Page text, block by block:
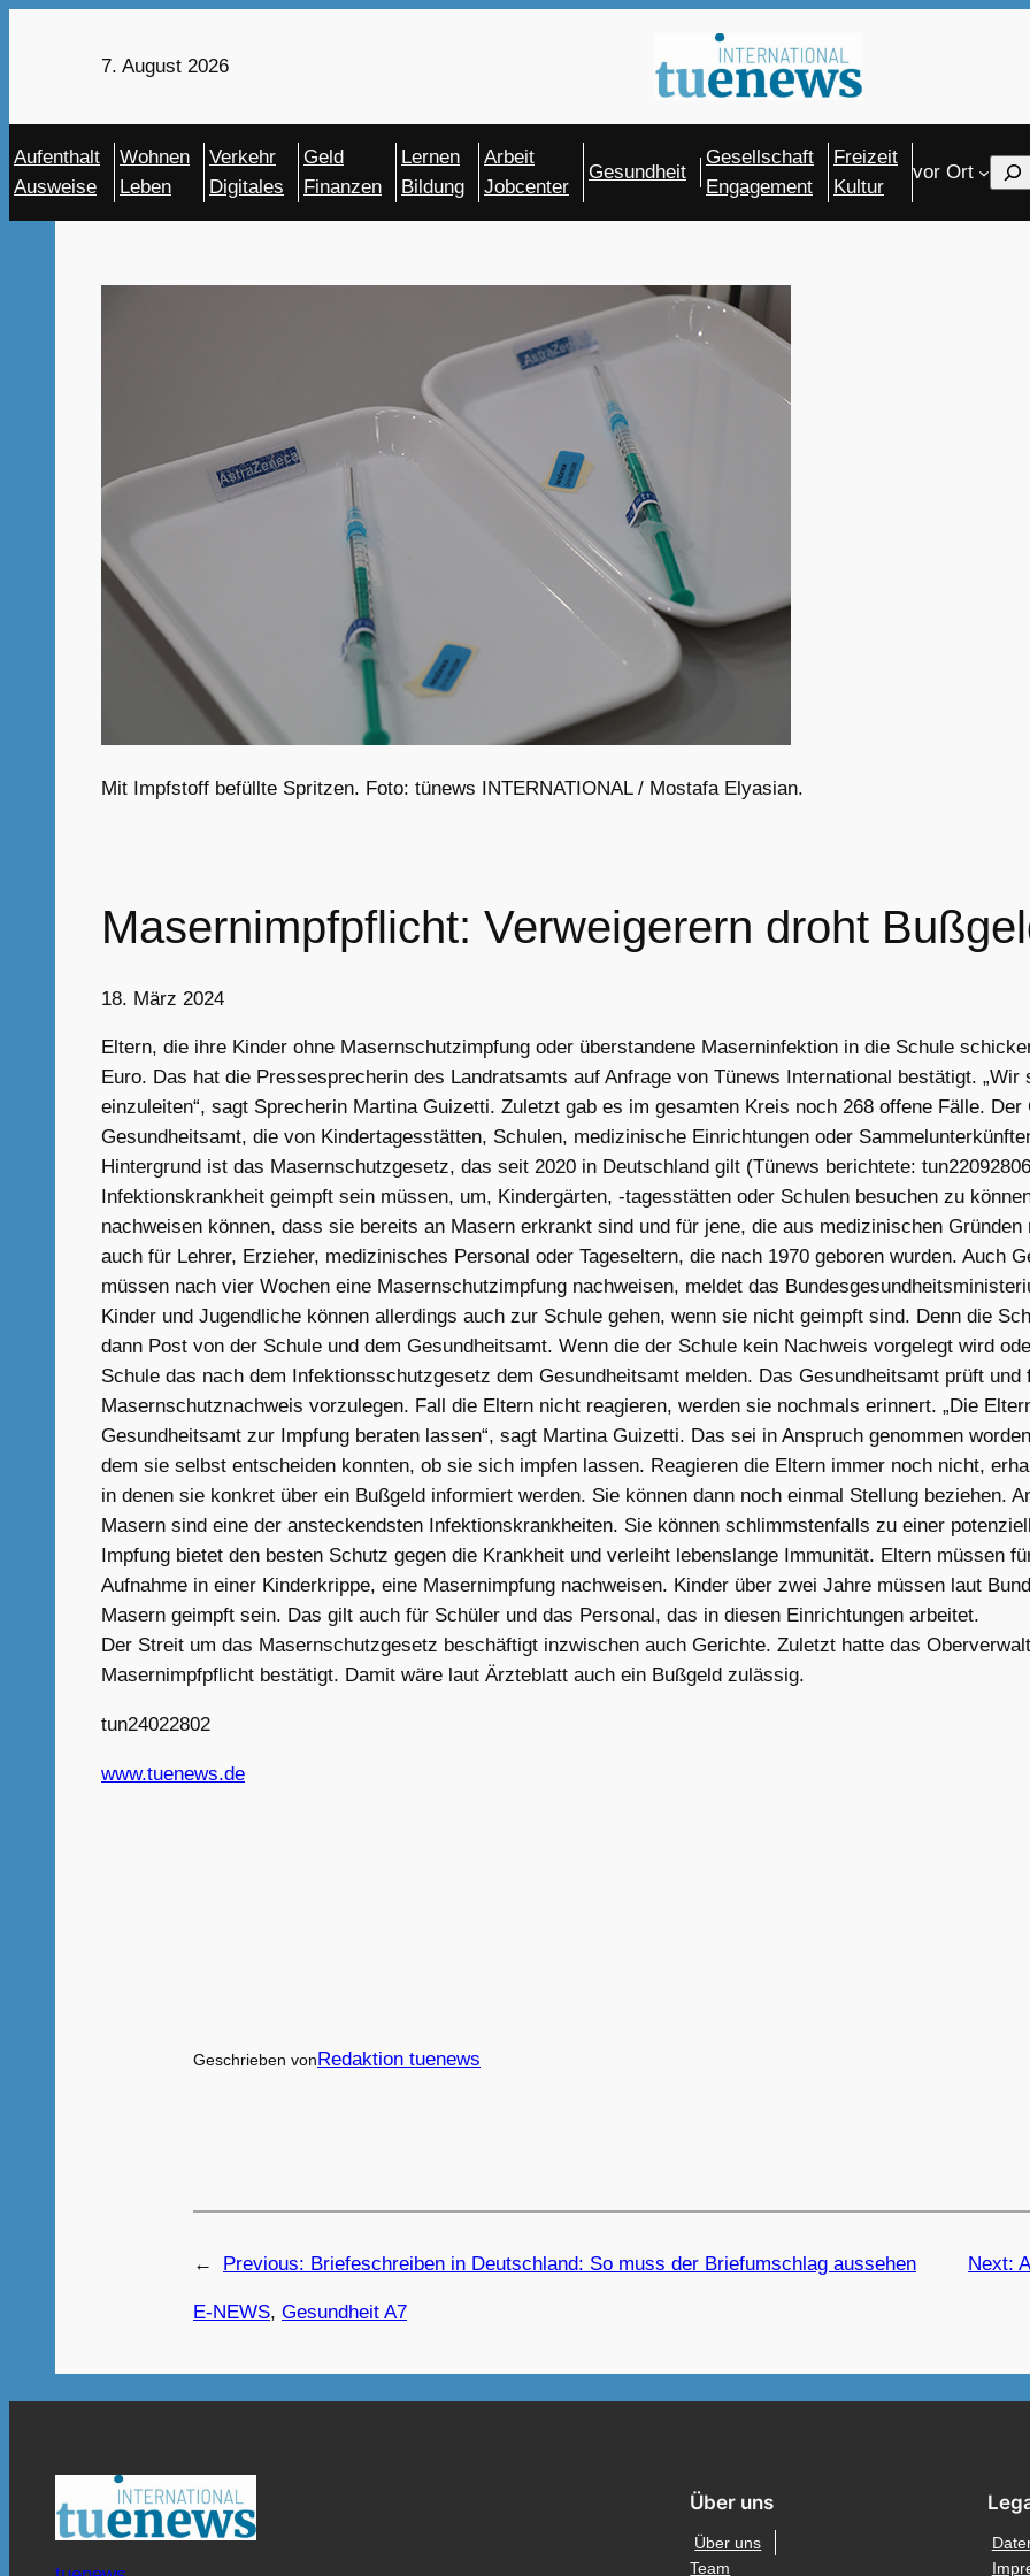
7. August 2026
Aufenthalt
Ausweise
Wohnen
Leben
Verkehr
Digitales
Geld
Finanzen
Lernen
Bildung
Arbeit
Jobcenter
Gesundheit
Gesellschaft
Engagement
Freizeit
Kultur
vor Ort
Mit Impfstoff befüllte Spritzen. Foto: tünews INTERNATIONAL / Mostafa Elyasian.
Masernimpfpflicht: Verweigerern droht
18. März 2024
Eltern, die ihre Kinder ohne Masernschutzimpfung oder überstandene Maserninfektion in die Schule
Euro. Das hat die Pressesprecherin des Landratsamts auf Anfrage von Tünews International bestätigt.
einzuleiten“, sagt Sprecherin Martina Guizetti. Zuletzt gab es im gesamten Kreis noch 268 offene Fälle.
Gesundheitsamt, die von Kindertagesstätten, Schulen, medizinische Einrichtungen oder
Hintergrund ist das Masernschutzgesetz, das seit 2020 in Deutschland gilt (Tünews berichtete:
Infektionskrankheit geimpft sein müssen, um, Kindergärten, -tagesstätten oder Schulen besuchen zu
nachweisen können, dass sie bereits an Masern erkrankt sind und für jene, die aus medizinischen
auch für Lehrer, Erzieher, medizinisches Personal oder Tageseltern, die nach 1970 geboren wurden. Auch
müssen nach vier Wochen eine Masernschutzimpfung nachweisen, meldet das
Kinder und Jugendliche können allerdings auch zur Schule gehen, wenn sie nicht geimpft sind. Denn die
dann Post von der Schule und dem Gesundheitsamt. Wenn die der Schule kein Nachweis vorgelegt wird
Schule das nach dem Infektionsschutzgesetz dem Gesundheitsamt melden. Das Gesundheitsamt prüft
Masernschutznachweis vorzulegen. Fall die Eltern nicht reagieren, werden sie nochmals erinnert. „Die
Gesundheitsamt zur Impfung beraten lassen“, sagt Martina Guizetti. Das sei in Anspruch genommen
dem sie selbst entscheiden konnten, ob sie sich impfen lassen. Reagieren die Eltern immer noch nicht,
in denen sie konkret über ein Bußgeld informiert werden. Sie können dann noch einmal Stellung beziehen.
Masern sind eine der ansteckendsten Infektionskrankheiten. Sie können schlimmstenfalls zu einer
Impfung bietet den besten Schutz gegen die Krankheit und verleiht lebenslange Immunität. Eltern müssen
Aufnahme in einer Kinderkrippe, eine Masernimpfung nachweisen. Kinder über zwei Jahre müssen laut
Masern geimpft sein. Das gilt auch für Schüler und das Personal, das in diesen Einrichtungen arbeitet.
Der Streit um das Masernschutzgesetz beschäftigt inzwischen auch Gerichte. Zuletzt hatte das
Masernimpfpflicht bestätigt. Damit wäre laut Ärzteblatt auch ein Bußgeld zulässig.
tun24022802
www.tuenews.de
Geschrieben vonRedaktion tuenews
← Previous: Briefeschreiben in Deutschland: So muss der Briefumschlag aussehen Next:
E-NEWS, Gesundheit A7
Über uns
Über uns
Team